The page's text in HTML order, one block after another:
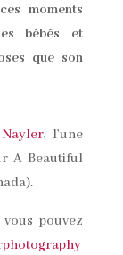
moments
bébés et
que son
, l’une
A Beautiful
pouvez